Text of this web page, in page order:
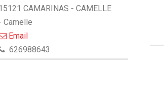
CAMARINAS - CAMELLE
Camelle
Email
626988643